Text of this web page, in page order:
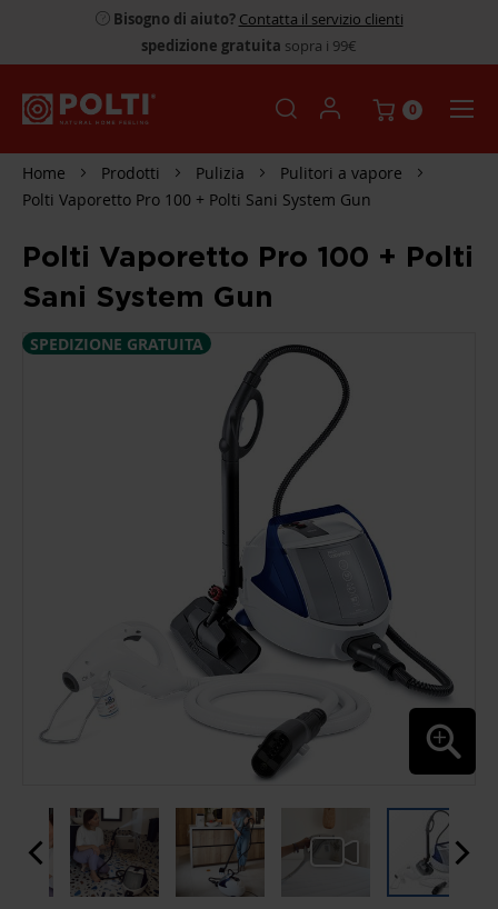
Bisogno di aiuto? Contatta il servizio clienti
spedizione gratuita sopra i 99€
0
Home Prodotti Pulizia
Pulitori a vapore
Polti Vaporetto Pro 100 + Polti Sani System Gun
Polti Vaporetto Pro 100 + Polti
Sani System Gun
SKIP
SPEDIZIONE GRATUITA